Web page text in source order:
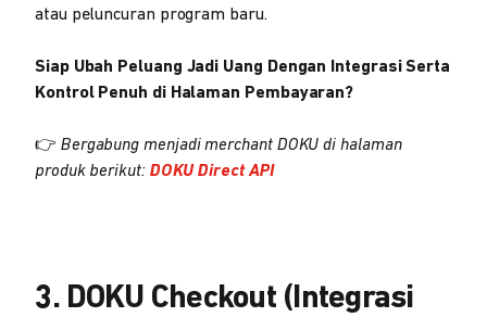
atau peluncuran program baru.
Siap Ubah Peluang Jadi Uang Dengan Integrasi Serta
Kontrol Penuh di Halaman Pembayaran?
👉 Bergabung menjadi merchant DOKU di halaman
produk berikut: DOKU Direct API
3. DOKU Checkout (Integrasi